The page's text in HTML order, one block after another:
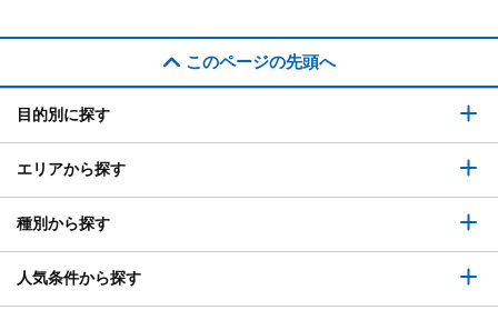
このページの先頭へ
目的別に探す
エリアから探す
種別から探す
人気条件から探す